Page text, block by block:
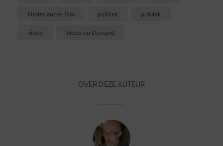
Nederlandse film politiek publiek
video Video on Demand
OVER DEZE AUTEUR